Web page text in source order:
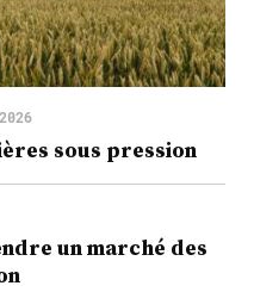
sous pression
un marché des